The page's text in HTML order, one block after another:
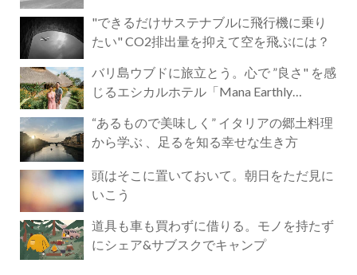
"できるだけサステナブルに飛行機に乗り
たい" CO2排出量を抑えて空を飛ぶには？
バリ島ウブドに旅立とう。心で ”良さ" を感
じるエシカルホテル「Mana Earthly
“あるもので美味しく” イタリアの郷土料理
から学ぶ 、足るを知る幸せな生き方
頭はそこに置いておいて。朝日をただ見に
いこう
道具も車も買わずに借りる。モノを持たず
にシェア&サブスクでキャンプ